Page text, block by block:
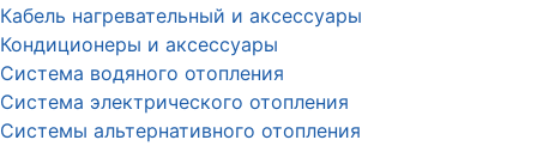
Кабель нагревательный и аксессуары
Кондиционеры и аксессуары
Система водяного отопления
Система электрического отопления
Системы альтернативного отопления